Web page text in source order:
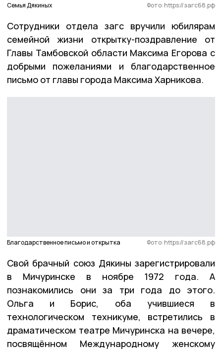
Семья Дякиных Фото: https://загс68.рф
Сотрудники отдела загс вручили юбилярам
семейной жизни открытку-поздравление от
Главы Тамбовской области Максима Егорова с
добрыми пожеланиями и благодарственное
письмо от главы города Максима Харникова.
Благодарственное письмо и открытка Фото: https://загс68.рф
Свой брачный союз Дякины зарегистрировали
в Мичуринске в ноябре 1972 года. А
познакомились они за три года до этого.
Ольга и Борис, оба учившиеся в
технологическом техникуме, встретились в
драматическом театре Мичуринска на вечере,
посвящённом Международному женскому